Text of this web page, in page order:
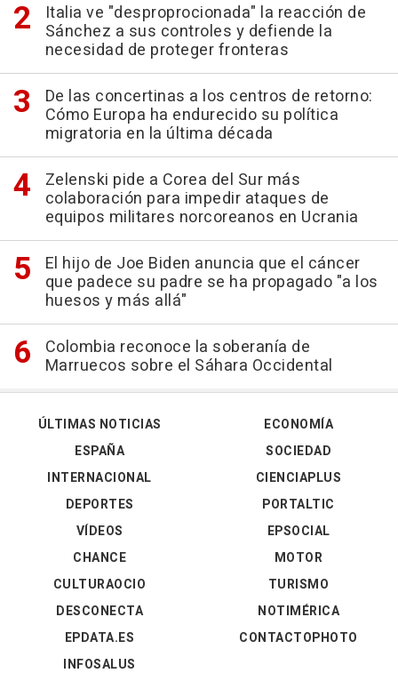
Italia ve "desproprocionada" la reacción de
Sánchez a sus controles y defiende la
necesidad de proteger fronteras
De las concertinas a los centros de retorno:
Cómo Europa ha endurecido su política
migratoria en la última década
Zelenski pide a Corea del Sur más
colaboración para impedir ataques de
equipos militares norcoreanos en Ucrania
El hijo de Joe Biden anuncia que el cáncer
que padece su padre se ha propagado "a los
huesos y más allá"
Colombia reconoce la soberanía de
Marruecos sobre el Sáhara Occidental
ÚLTIMAS NOTICIAS
ESPAÑA
INTERNACIONAL
DEPORTES
VÍDEOS
ECONOMÍA
SOCIEDAD
CIENCIAPLUS
PORTALTIC
EPSOCIAL
CHANCE
CULTURAOCIO
DESCONECTA
EPDATA.ES
INFOSALUS
MOTOR
TURISMO
NOTIMÉRICA
CONTACTOPHOTO